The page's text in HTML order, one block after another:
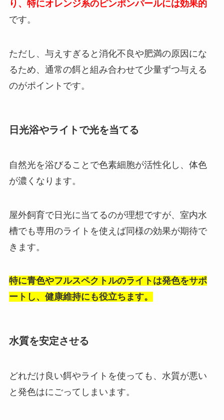
り、特にオレンジ系のピンポンパールには効果的
です。
ただし、与えすぎると消化不良や肥満の原因にな
るため、通常の餌と組み合わせて少量ずつ与える
のがポイントです。
日光浴やライトで光を当てる
自然光を浴びることで色素細胞が活性化し、体色
が濃くなります。
屋外飼育で日光に当てるのが理想ですが、室内水
槽でも専用のライトを使えば同様の効果が期待で
きます。
特に青色やフルスペクトルのライトは発色をサポ
ートし、健康維持にも役立ちます。
水質を安定させる
どれだけ良い餌やライトを使っても、水質が悪い
と発色はにごってしまいます。